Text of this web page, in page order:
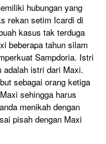
hubungan yang
rekan setim Icardi di
kasus tak terduga
beberapa tahun silam
Sampdoria. Istri
adalah istri dari Maxi.
sebagai orang ketiga
sehingga harus
menikah dengan
pisah dengan Maxi